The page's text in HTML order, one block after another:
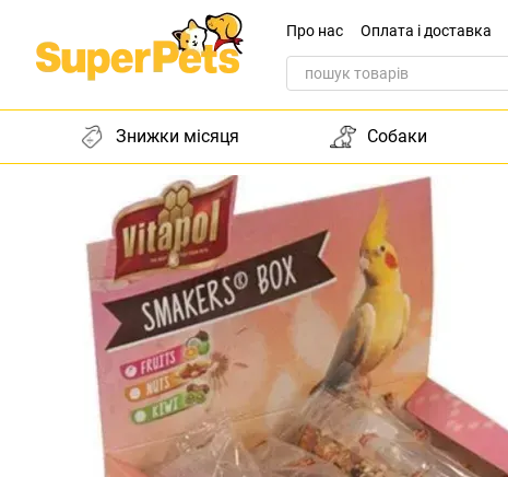
Перейти до основного контенту
Про нас Оплата і доставка
Звернення до директора
Знижки місяця Собаки